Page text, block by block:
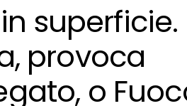
superficie.
provoca
o